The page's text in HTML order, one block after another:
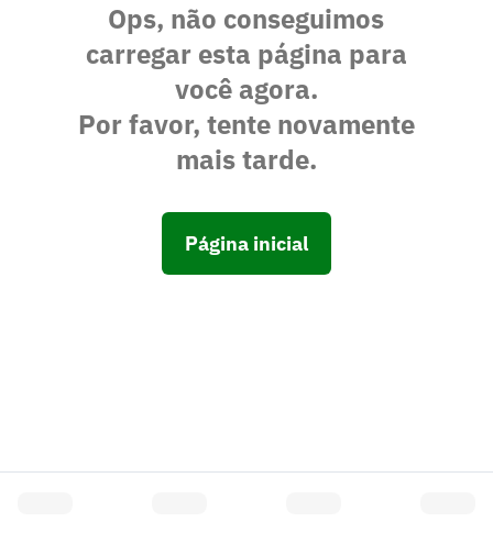
Ops, não conseguimos
carregar esta página para
você agora.
Por favor, tente novamente
mais tarde.
Página inicial